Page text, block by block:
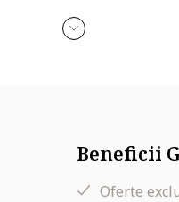
Beneficii
Oferte